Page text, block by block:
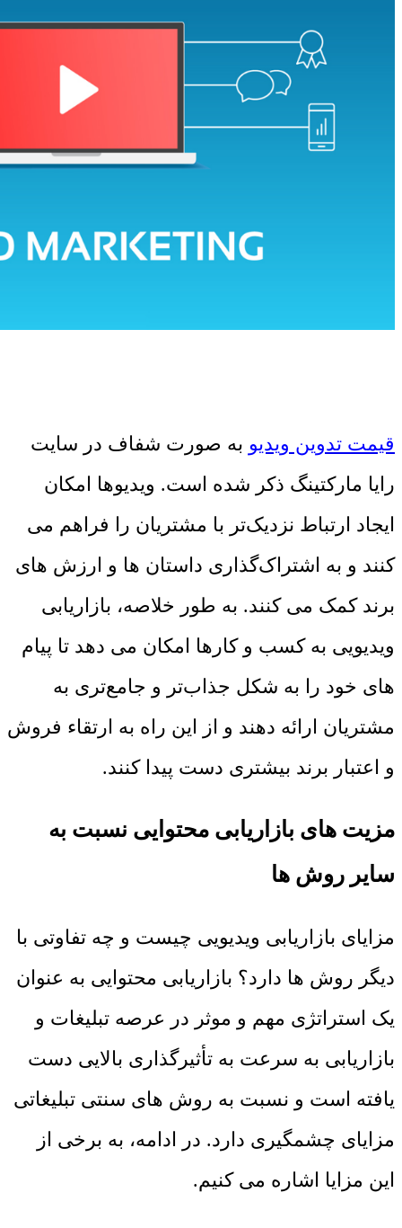
قیمت تدوین ویدیو به صورت شفاف در سایت
رایا مارکتینگ ذکر شده است. ویدیوها امکان
ایجاد ارتباط نزدیک‌تر با مشتریان را فراهم می
کنند و به اشتراک‌گذاری داستان ها و ارزش های
برند کمک می کنند. به طور خلاصه، بازاریابی
ویدیویی به کسب و کارها امکان می دهد تا پیام
های خود را به شکل جذاب‌تر و جامع‌تری به
مشتریان ارائه دهند و از این راه به ارتقاء فروش
و اعتبار برند بیشتری دست پیدا کنند.
مزیت های بازاریابی محتوایی نسبت به
سایر روش ها
مزایای بازاریابی ویدیویی چیست و چه تفاوتی با
دیگر روش ها دارد؟ بازاریابی محتوایی به عنوان
یک استراتژی مهم و موثر در عرصه تبلیغات و
بازاریابی به سرعت به تأثیرگذاری بالایی دست
یافته است و نسبت به روش های سنتی تبلیغاتی
مزایای چشمگیری دارد. در ادامه، به برخی از
این مزایا اشاره می کنیم.